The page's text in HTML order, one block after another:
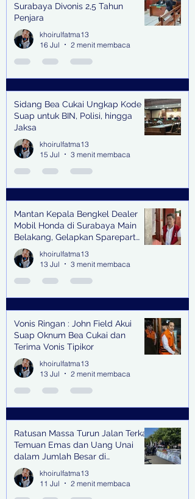
Surabaya Divonis 2,5 Tahun
Penjara
khoirulfatma13
16 Jul
2 menit membaca
Sidang Bea Cukai Ungkap Kode
Suap untuk BIN, Polisi, hingga
Jaksa
khoirulfatma13
15 Jul
3 menit membaca
Mantan Kepala Bengkel Dealer
Mobil Honda di Surabaya Main
Belakang, Gelapkan Sparepart
Senilai Rp 1,9 Miliar
khoirulfatma13
13 Jul
3 menit membaca
Vonis Ringan : John Field Akui
Suap Oknum Bea Cukai dan
Terima Vonis Tipikor
khoirulfatma13
13 Jul
2 menit membaca
Ratusan Massa Turun Jalan Terkait
Temuan Emas dan Uang Unai
dalam Jumlah Besar di
Lingkungan Jampidsus Kejaksaan
Agung RI di Jakarta
khoirulfatma13
11 Jul
2 menit membaca